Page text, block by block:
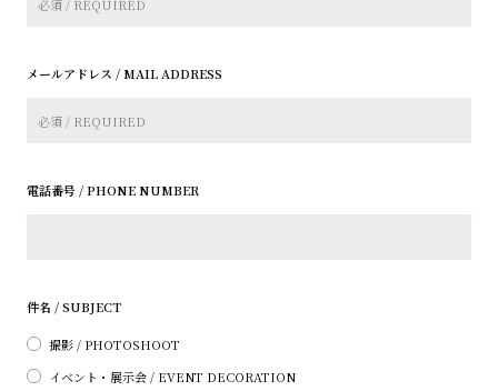
メールアドレス / MAIL ADDRESS
電話番号 / PHONE NUMBER
件名 / SUBJECT
撮影 / PHOTOSHOOT
イベント・展示会 / EVENT DECORATION